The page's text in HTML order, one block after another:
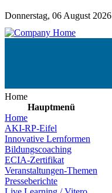
Donnerstag, 06 August 2026
Home
Hauptmenü
Home
AKI-RP-Eifel
Innovative Lernformen
Bildungscoaching
ECIA-Zertifikat
Veranstaltungen-Themen
Presseberichte